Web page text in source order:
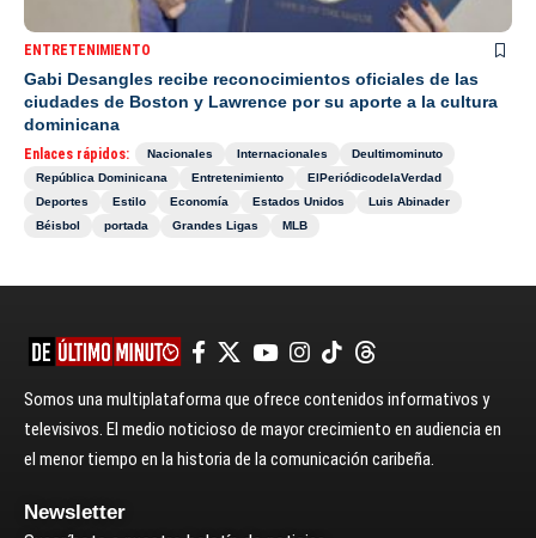
ENTRETENIMIENTO
Gabi Desangles recibe reconocimientos oficiales de las
ciudades de Boston y Lawrence por su aporte a la cultura
dominicana
Enlaces rápidos: Nacionales Internacionales
Deultimominuto
República Dominicana
Entretenimiento
ElPeriódicodelaVerdad
Deportes
Estilo Economía Estados Unidos
Luis Abinader
Béisbol
portada Grandes Ligas MLB
Somos una multiplataforma que ofrece contenidos informativos y
televisivos. El medio noticioso de mayor crecimiento en audiencia en
el menor tiempo en la historia de la comunicación caribeña.
Newsletter